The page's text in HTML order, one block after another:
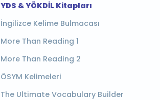
YDS & YÖKDİL Kitapları
İngilizce Kelime Bulmacası
More Than Reading 1
More Than Reading 2
ÖSYM Kelimeleri
The Ultimate Vocabulary Builder